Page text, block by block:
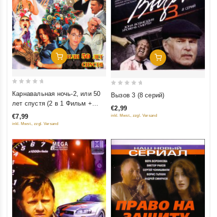
Добавить В Корзину
out
5
Карнавальная ночь-2, или 50
лет спустя (2 в 1 Фильм +
мюзикл)
€7,99
inkl. Mwst., zzgl. Versand
Добавить В Корзину
of
Вызов 3 (8 серий)
€2,99
inkl. Mwst., zzgl. Versand